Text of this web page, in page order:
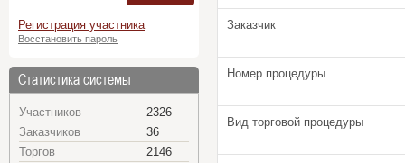
Регистрация участника
Восстановить пароль
Статистика системы
Участников
2326
Заказчиков
36
Торгов
2146
Заказчик
Номер процедуры
Вид торговой процедуры